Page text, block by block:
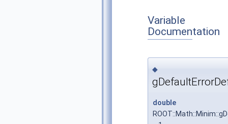
Variable
Documentation
◆
double